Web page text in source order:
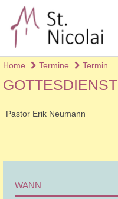
Home Termine Termin
GOTTESDIENST
Pastor Erik Neumann
WANN